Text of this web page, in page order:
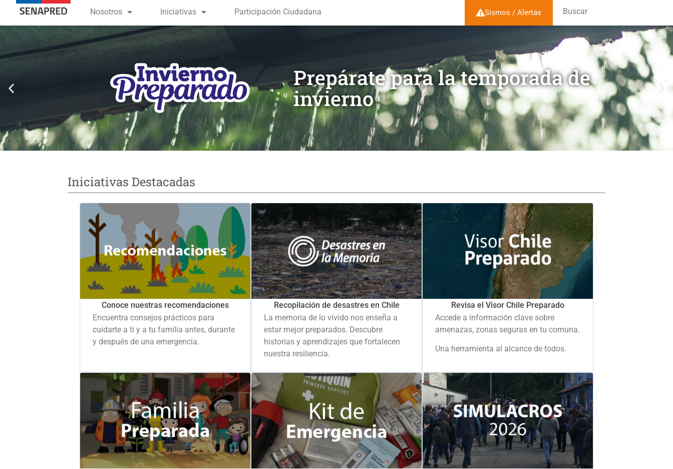
contenido
Nosotros Iniciativas Participación Ciudadana Sismos / Alertas Buscar
Prepárate para la temporada de
invierno
Iniciativas Destacadas
Conoce nuestras recomendaciones
Encuentra consejos prácticos para
cuidarte a ti y a tu familia antes, durante
y después de una emergencia.
Recopilación de desastres en Chile
La memoria de lo vivido nos enseña a
estar mejor preparados. Descubre
historias y aprendizajes que fortalecen
nuestra resiliencia.
Revisa el Visor Chile Preparado
Accede a información clave sobre
amenazas, zonas seguras en tu comuna.
Una herramienta al alcance de todos.